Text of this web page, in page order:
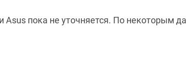
пока не уточняется. По некоторым